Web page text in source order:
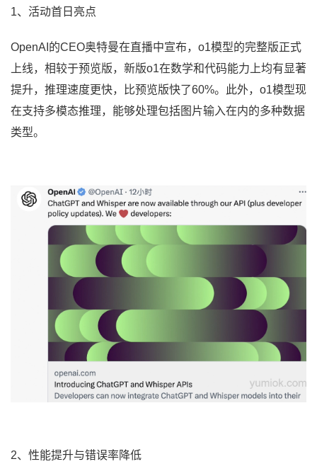
1、活动首日亮点
OpenAI的CEO奥特曼在直播中宣布，o1模型的完整版正式
上线，相较于预览版，新版o1在数学和代码能力上均有显著
提升，推理速度更快，比预览版快了60%。此外，o1模型现
在支持多模态推理，能够处理包括图片输入在内的多种数据
类型。
2、性能提升与错误率降低